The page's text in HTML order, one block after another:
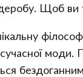
Щоб ви
сучасної